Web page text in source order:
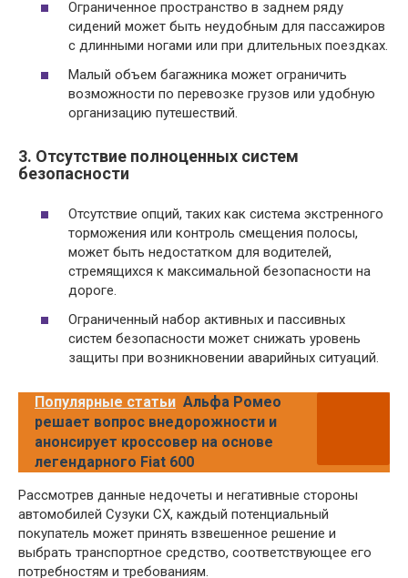
Ограниченное пространство в заднем ряду
сидений может быть неудобным для пассажиров
с длинными ногами или при длительных поездках.
Малый объем багажника может ограничить
возможности по перевозке грузов или удобную
организацию путешествий.
3. Отсутствие полноценных систем
безопасности
Отсутствие опций, таких как система экстренного
торможения или контроль смещения полосы,
может быть недостатком для водителей,
стремящихся к максимальной безопасности на
дороге.
Ограниченный набор активных и пассивных
систем безопасности может снижать уровень
защиты при возникновении аварийных ситуаций.
Популярные статьи Альфа Ромео
решает вопрос внедорожности и
анонсирует кроссовер на основе
легендарного Fiat 600
Рассмотрев данные недочеты и негативные стороны
автомобилей Сузуки СХ, каждый потенциальный
покупатель может принять взвешенное решение и
выбрать транспортное средство, соответствующее его
потребностям и требованиям.